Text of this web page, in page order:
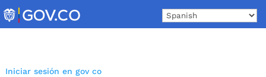
to
content
Iniciar sesión en gov co